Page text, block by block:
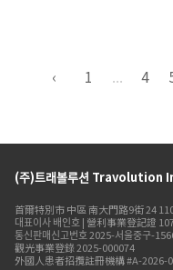
‹ 1 ... 4
(주)트래볼루션 Travolution
首爾特別市 中區 南大門路9街 24
대표이사 배인호 | 營利事業登記證
통신판매신고번호 2025-서울중구-
觀光事業登錄 2025-000074
外國人患者招攬註冊機構 #A-2026-